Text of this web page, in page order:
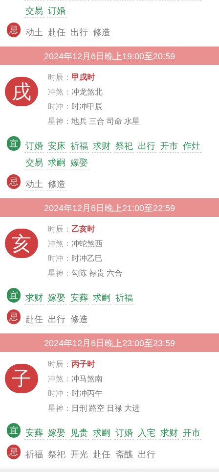
交易 订婚
忌 动土 赴任 出行 修造
2024年12月6日晚上19:00至20:59
戌
时辰： 甲戌时
冲煞： 冲龙煞北
时冲： 时冲甲辰
星神： 地兵 三合 司命 水星
宜 订婚 安床 祈福 求财 祭祀 出行 开市 作灶
交易 求嗣 嫁娶
忌 动土 修造
2024年12月6日晚上21:00至22:59
亥
时辰： 乙亥时
冲煞： 冲蛇煞西
时冲： 时冲乙巳
星神： 勾陈 禄贵 六合
宜 求财 嫁娶 安葬 求嗣 祈福
忌 赴任 出行 修造
2024年12月6日晚上23:00至23:59
子
时辰： 丙子时
冲煞： 冲马煞南
时冲： 时冲丙午
星神： 日刑 路空 日禄 大进
宜 安葬 嫁娶 见贵 求嗣 订婚 入宅 求财 开市
忌 祈福 祭祀 开光 赴任 斋醮 出行